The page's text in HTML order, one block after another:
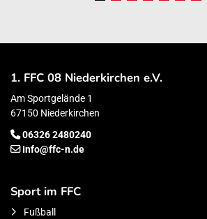
1. FFC 08 Niederkirchen e.V.
Am Sportgelände 1
67150 Niederkirchen
06326 2480240
Info@ffc-n.de
Sport im FFC
Fußball